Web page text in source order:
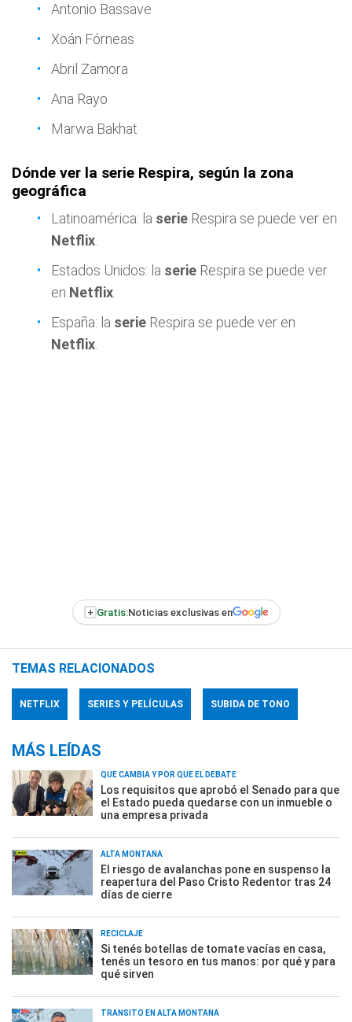
Antonio Bassave
Xoán Fórneas
Abril Zamora
Ana Rayo
Marwa Bakhat
Dónde ver la serie Respira, según la zona
geográfica
Latinoamérica: la serie Respira se puede ver en
Netflix
Estados Unidos: la serie Respira se puede ver
en Netflix
España: la serie Respira se puede ver en
Netflix
+ Gratis:Noticias exclusivas en
TEMAS RELACIONADOS
NETFLIX SERIES Y PELÍCULAS SUBIDA DE TONO
MÁS LEÍDAS
QUÉ CAMBIA Y POR QUÉ EL DEBATE
Los requisitos que aprobó el Senado para que
el Estado pueda quedarse con un inmueble o
una empresa privada
ALTA MONTAÑA
El riesgo de avalanchas pone en suspenso la
reapertura del Paso Cristo Redentor tras 24
días de cierre
RECICLAJE
Si tenés botellas de tomate vacías en casa,
tenés un tesoro en tus manos: por qué y para
qué sirven
TRÁNSITO EN ALTA MONTAÑA